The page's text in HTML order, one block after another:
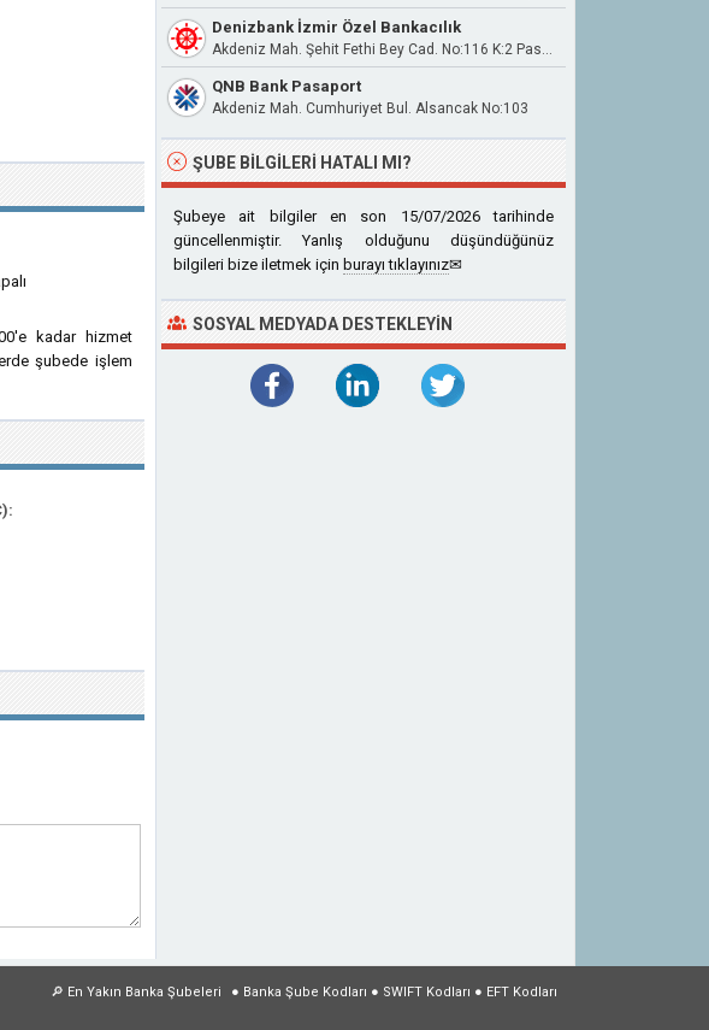
kadar hizmet
şubede işlem
Denizbank İzmir Özel Bankacılık
Akdeniz Mah. Şehit Fethi Bey Cad. No:116 K:2 Pasaport Konak İzmir
QNB Bank Pasaport
Akdeniz Mah. Cumhuriyet Bul. Alsancak No:103
ŞUBE BILGILERI HATALI MI?
Şubeye ait bilgiler en son 15/07/2026 tarihinde
güncellenmiştir. Yanlış olduğunu düşündüğünüz
bilgileri bize iletmek için burayı tıklayınız✉
SOSYAL MEDYADA DESTEKLEYIN
● Banka Şube Kodları ● SWIFT Kodları ● EFT Kodları
🔎 En Yakın Banka Şubeleri